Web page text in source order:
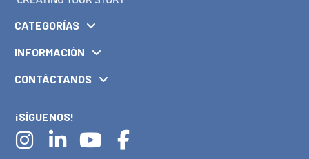
CATEGORÍAS
INFORMACIÓN
CONTÁCTANOS
¡SÍGUENOS!